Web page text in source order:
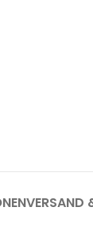
VERSAND